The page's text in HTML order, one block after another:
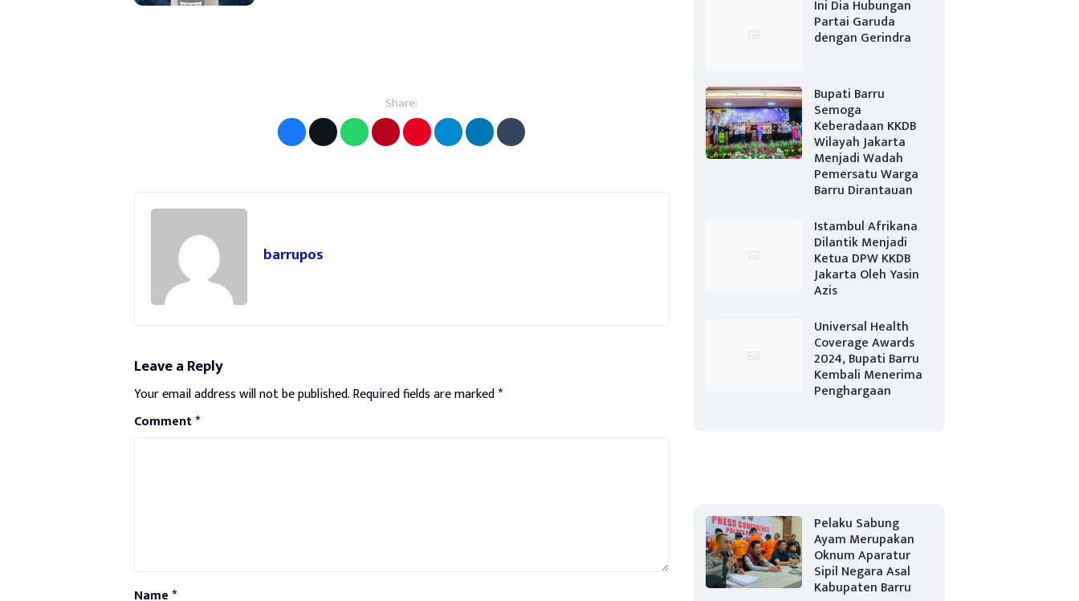
Share:
barrupos
Leave a Reply
Your email address will not be published.Required fields are marked*
Comment*
Name*
Ini Dia Hubungan
Partai Garuda
dengan Gerindra
Bupati Barru
Semoga
Keberadaan KKDB
Wilayah Jakarta
Menjadi Wadah
Pemersatu Warga
Barru Dirantauan
Istambul Afrikana
Dilantik Menjadi
Ketua DPW KKDB
Jakarta Oleh Yasin
Azis
Universal Health
Coverage Awards
2024, Bupati Barru
Kembali Menerima
Penghargaan
Pelaku Sabung
Ayam Merupakan
Oknum Aparatur
Sipil Negara Asal
Kabupaten Barru